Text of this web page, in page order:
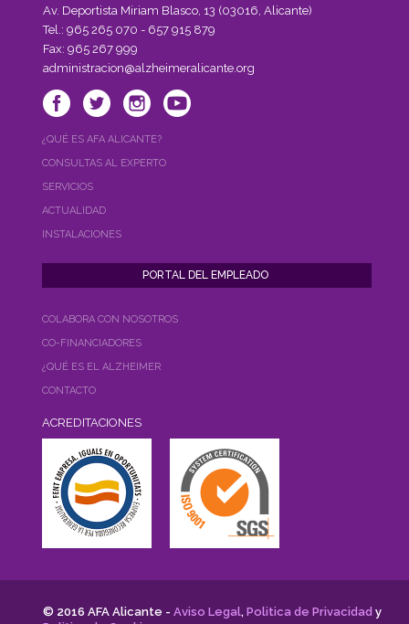
Noticia,
Diario
Información
de
Alicante"
Av. Deportista Miriam Blasco, 13 (03016, Alicante)
Tel.: 965 265 070 - 657 915 879
Fax: 965 267 999
administracion@alzheimeralicante.org
¿QUÉ ES AFA ALICANTE?
CONSULTAS AL EXPERTO
SERVICIOS
ACTUALIDAD
INSTALACIONES
COLABORA CON NOSOTROS
CO-FINANCIADORES
¿QUÉ ES EL ALZHEIMER
CONTACTO
ACREDITACIONES
© 2016 AFA Alicante - Aviso Legal, Politica de Privacidad y